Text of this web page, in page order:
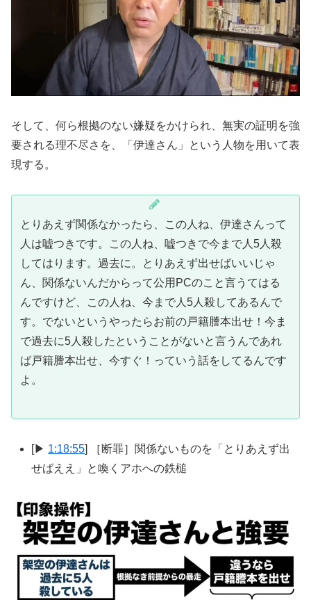
そして、何ら根拠のない嫌疑をかけられ、無実の証明を強
要される理不尽さを、「伊達さん」という人物を用いて表
現する。
とりあえず関係なかったら、この人ね、伊達さんって
人は嘘つきです。この人ね、嘘つきで今まで人5人殺
してはります。過去に。とりあえず出せばいいじゃ
ん、関係ないんだからって公用PCのこと言うてはる
んですけど、この人ね、今まで人5人殺してあるんで
す。でないというやったらお前の戸籍謄本出せ！今ま
で過去に5人殺したということがないと言うんであれ
ば戸籍謄本出せ、今すぐ！っていう話をしてるんです
よ。
[▶ 1:18:55] ［断罪］関係ないものを「とりあえず出
せばええ」と喚くアホへの鉄槌